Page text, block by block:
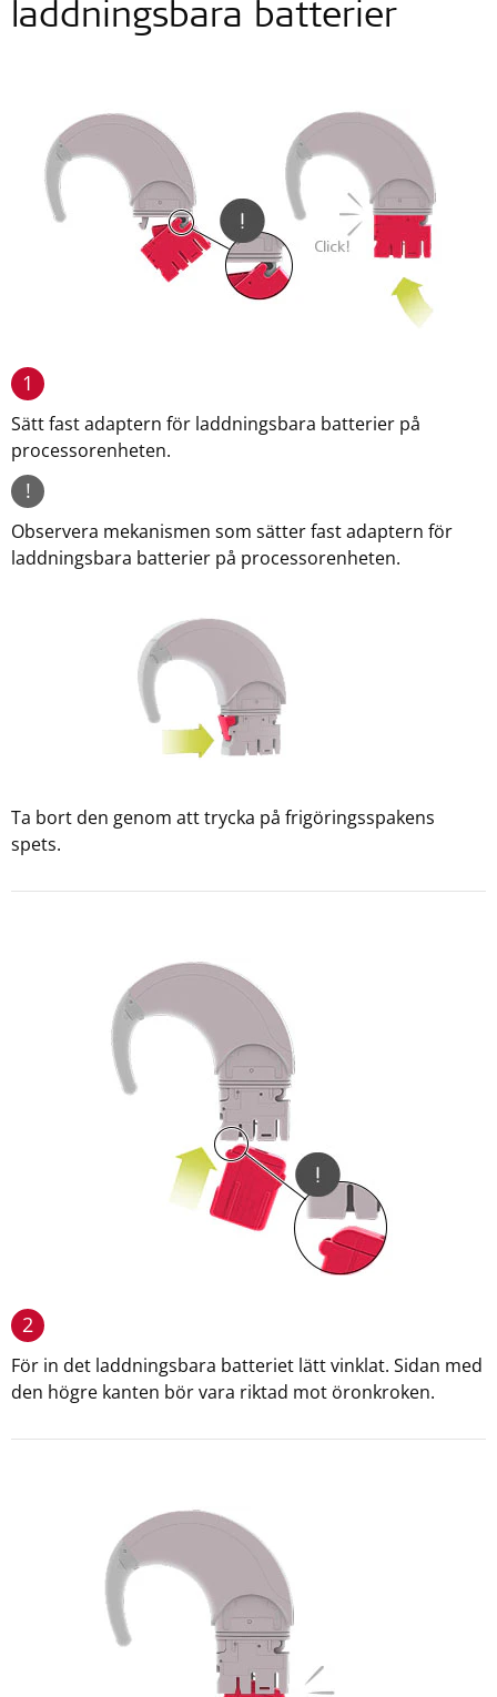
laddningsbara batterier
1
Sätt fast adaptern för laddningsbara batterier på
processorenheten.
!
Observera mekanismen som sätter fast adaptern för
laddningsbara batterier på processorenheten.
Ta bort den genom att trycka på frigöringsspakens
spets.
2
För in det laddningsbara batteriet lätt vinklat. Sidan med
den högre kanten bör vara riktad mot öronkroken.